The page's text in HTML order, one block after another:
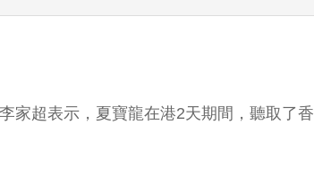
家超表示，夏寶龍在港2天期間，聽取了